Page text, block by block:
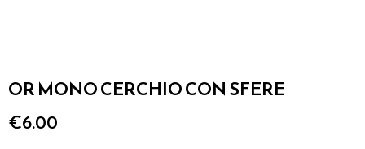
OR MONO CERCHIO CON SFERE
€6.00